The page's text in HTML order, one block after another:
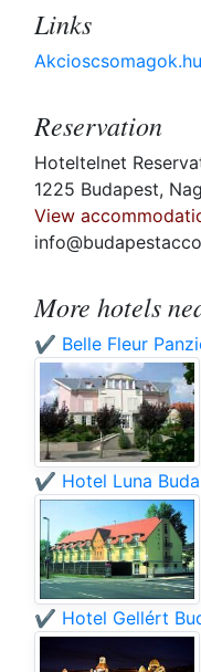
Links
Akcioscsomagok.hu
Reservation
Hoteltelnet
1225 Budapest,
View
More hotels
✔️ Belle Fleur
✔️ Hotel Luna
✔️ Hotel Gellért